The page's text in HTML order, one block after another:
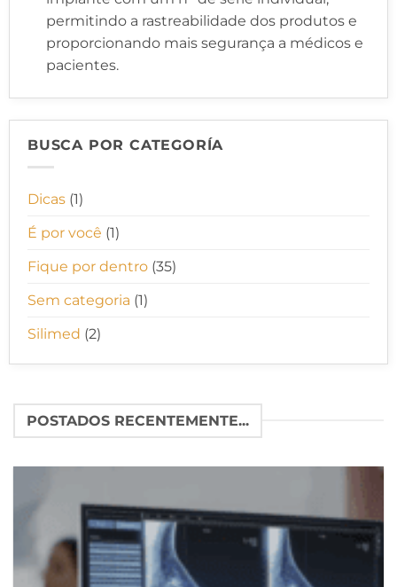
permitindo a rastreabilidade dos produtos e
proporcionando mais segurança a médicos e
pacientes.
BUSCA POR CATEGORÍA
Dicas (1)
É por você (1)
Fique por dentro (35)
Sem categoria (1)
Silimed (2)
POSTADOS RECENTEMENTE...